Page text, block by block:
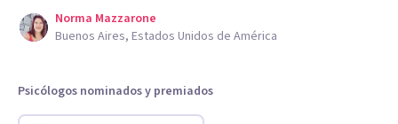
Norma Mazzarone
Buenos Aires, Estados Unidos de América
Psicólogos nominados y premiados